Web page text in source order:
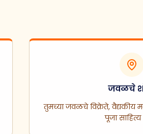
जवळचे
तुमच्या जवळचे विक्रेते, वैद्यकीय
पूजा साहित्य